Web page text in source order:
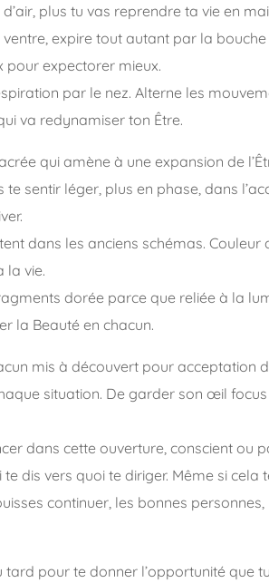
plus tu vas reprendre ta vie en
expire tout autant par la
pour expectorer mieux.
par le nez. Alterne les
va redynamiser ton Être.
qui amène à une expansion de
sentir léger, plus en phase, dans
dans les anciens schémas. Couleur
la vie.
dorée parce que reliée à la
la Beauté en chacun.
mis à découvert pour acceptation
situation. De garder son œil
dans cette ouverture, conscient ou
dis vers quoi te diriger. Même si cela
continuer, les bonnes personnes,
pour te donner l’opportunité que